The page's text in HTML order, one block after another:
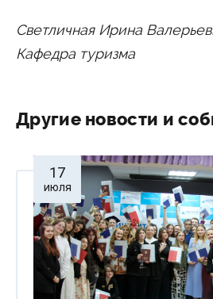
Светличная Ирина
Кафедра туризма
Другие новости и
17
июля